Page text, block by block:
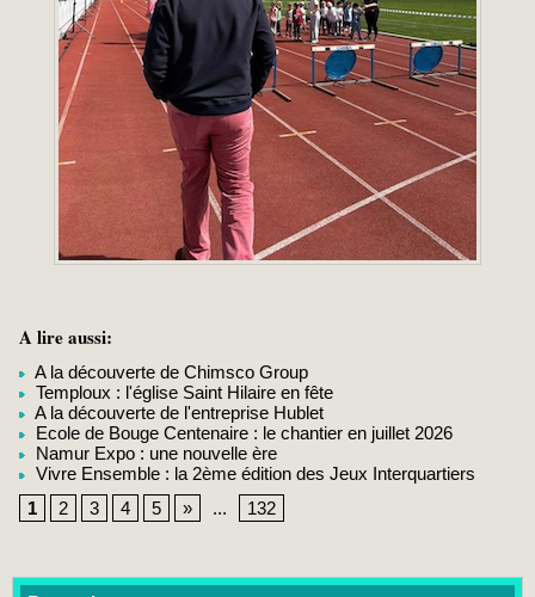
A lire aussi:
A la découverte de Chimsco Group
Temploux : l'église Saint Hilaire en fête
A la découverte de l'entreprise Hublet
Ecole de Bouge Centenaire : le chantier en juillet 2026
Namur Expo : une nouvelle ère
Vivre Ensemble : la 2ème édition des Jeux Interquartiers
1
2 3 4 5 » ... 132